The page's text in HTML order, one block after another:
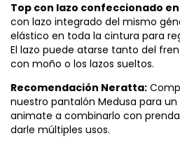
Top con lazo confeccionado
con lazo integrado del mismo
elástico en toda la cintura para
El lazo puede atarse tanto del
con moño o los lazos sueltos.
Recomendación Neratta:
nuestro pantalón Medusa para
animate a combinarlo con
darle múltiples usos.